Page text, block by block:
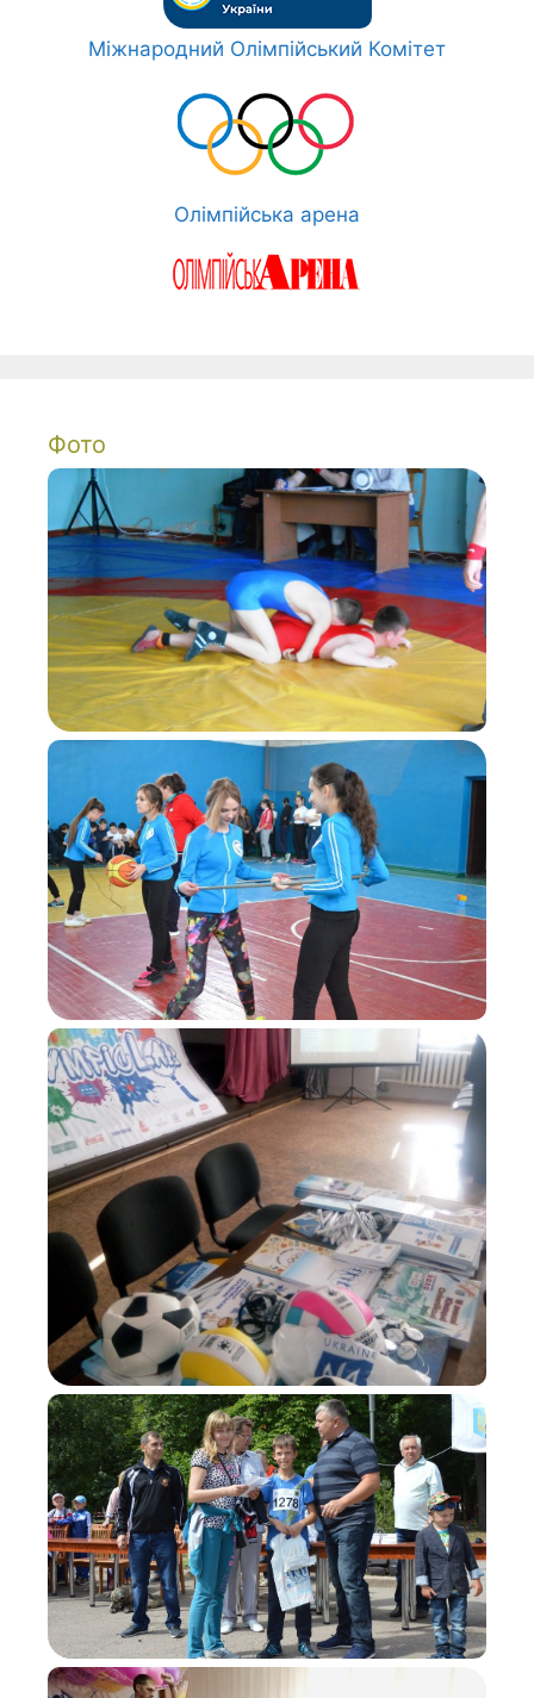
Міжнародний Олімпійський Комітет
Олімпійська арена
Фото